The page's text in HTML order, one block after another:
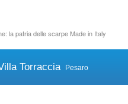
la patria delle scarpe Made in Italy
Torraccia Pesaro